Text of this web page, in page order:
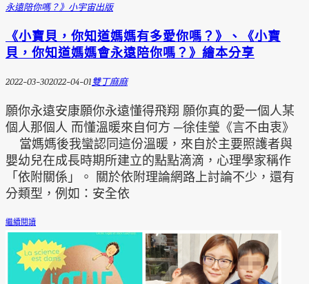
永遠陪你嗎？》 小宇宙出版
《小寶貝，你知道媽媽有多愛你嗎？》、《小寶
貝，你知道媽媽會永遠陪你嗎？》繪本分享
2022-03-302022-04-01雙丁麻麻
願你永遠安康願你永遠懂得飛翔 願你真的愛一個人某
個人那個人 而懂溫暖來自何方 ─徐佳瑩《言不由衷》
當媽媽後我蠻認同這份溫暖，來自於主要照護者與
嬰幼兒在成長時期所建立的點點滴滴，心理學家稱作
「依附關係」。 關於依附理論網路上討論不少，還有
分類型，例如：安全依
繼續閱讀